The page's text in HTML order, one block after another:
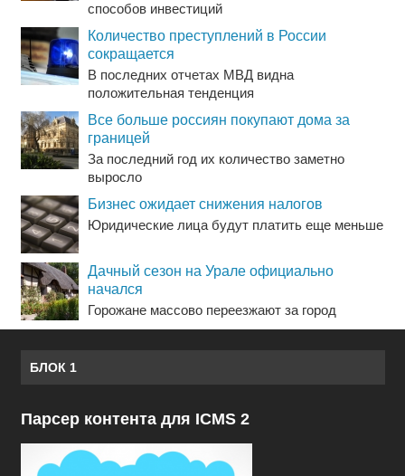
способов инвестиций
Количество преступлений в России
сокращается
В последних отчетах МВД видна
положительная тенденция
Все больше россиян покупают дома за
границей
За последний год их количество заметно
выросло
Бизнес ожидает снижения налогов
Юридические лица будут платить еще меньше
Дачный сезон на Урале официально
начался
Горожане массово переезжают за город
БЛОК 1
Парсер контента для ICMS 2